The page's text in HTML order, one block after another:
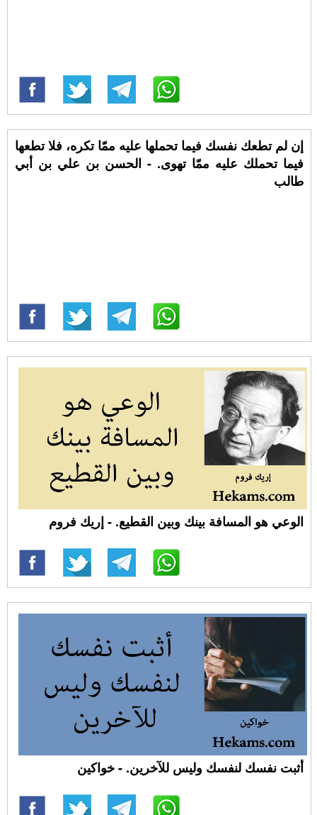
إن لم تطعك نفسك فيما تحملها عليه ممّا تكره، فلا تطعها
فيما تحملك عليه ممّا تهوى. - الحسن بن علي بن أبي
طالب
الوعي هو المسافة بينك وبين القطيع. - إريك فروم
أثبت نفسك لنفسك وليس للآخرين. - خواكين